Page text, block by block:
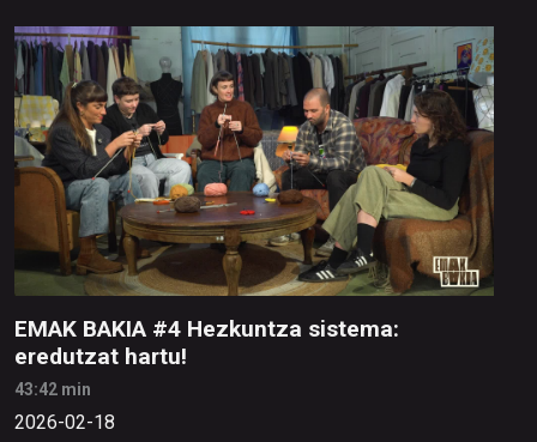
EMAK BAKIA #4 Hezkuntza sistema:
eredutzat hartu!
43:42 min
2026-02-18